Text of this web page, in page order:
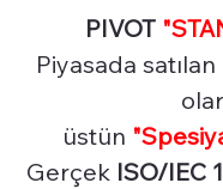
PIVOT
Piyasada
üstün
Gerçek ISO/IEC